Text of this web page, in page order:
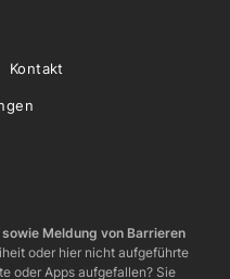
Kontakt
Meldung von Barrieren
oder hier nicht aufgeführte
oder Apps aufgefallen? Sie